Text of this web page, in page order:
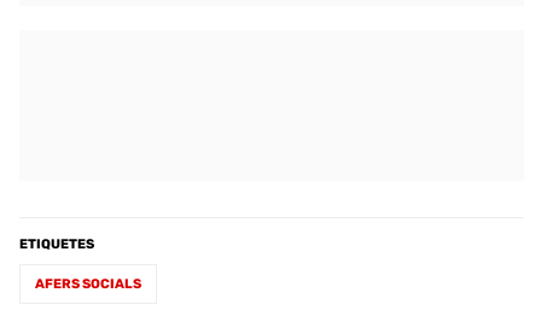
ETIQUETES
AFERS SOCIALS